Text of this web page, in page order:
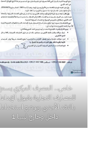
خاص.. المصرف المركزي
للمصارف التجارية بقبول
بالنقد الأجنبي ويوسّع
داخل وخارج ليبيا 1